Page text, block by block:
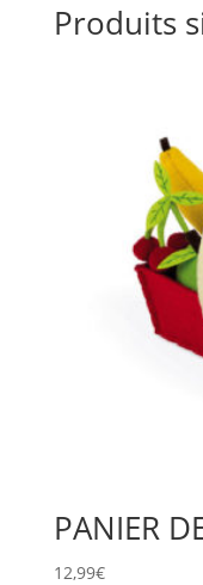
Produits
PANIER
12,99€